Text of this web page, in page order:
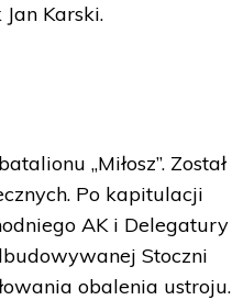
Karski.
„Miłosz”. Został
Po kapitulacji
AK i Delegatury
Stoczni
obalenia ustroju.